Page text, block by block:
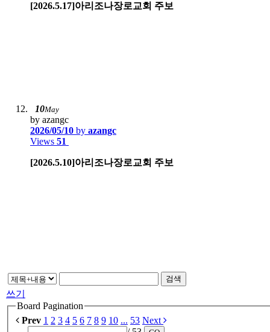
[2026.5.17]아리조나장로교회 주보
10May
by azangc
2026/05/10 by azangc
Views 51
[2026.5.10]아리조나장로교회 주보
검색
쓰기
Board Pagination
Prev 1 2 3 4 5 6 7 8 9 10 ... 53 Next